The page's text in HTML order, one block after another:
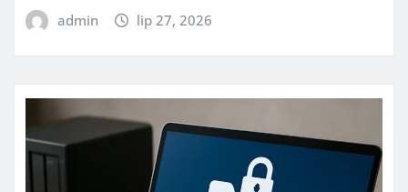
admin lip 27, 2026